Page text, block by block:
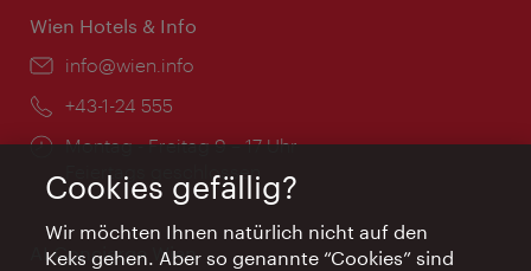
Wien Hotels & Info
Email:
info@wien.info
Telefon:
+43-1-24 555
Öffnungszeiten:
Montag - Freitag 9 – 17 Uhr
Feiertags geschlossen
AI Concierge Wien
Cookies gefällig?
Wir möchten Ihnen natürlich nicht auf den
Keks gehen. Aber so genannte “Cookies” sind